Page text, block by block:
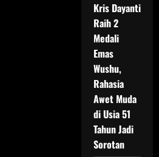
Kris Dayanti
Raih 2
Medali
Emas
Wushu,
Rahasia
Awet Muda
di Usia 51
Tahun Jadi
Sorotan